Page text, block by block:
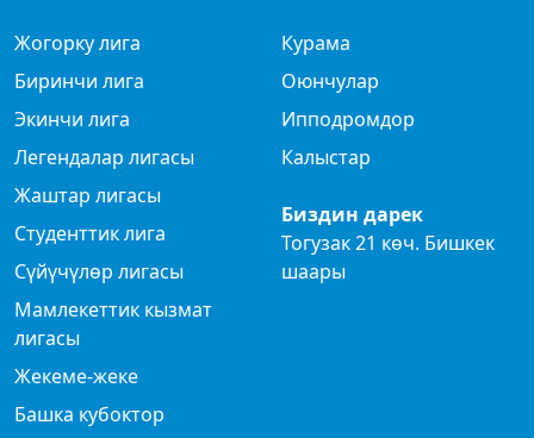
Жогорку лига
Биринчи лига
Экинчи лига
Легендалар лигасы
Жаштар лигасы
Студенттик лига
Сүйүчүлөр лигасы
Мамлекеттик кызмат
лигасы
Жекеме-жеке
Башка кубоктор
Курама
Оюнчулар
Ипподромдор
Калыстар
Биздин дарек
Тогузак 21 көч. Бишкек
шаары